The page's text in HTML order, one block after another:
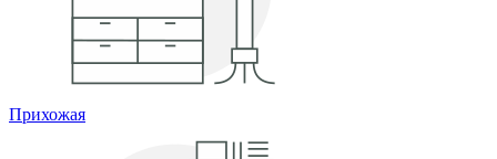
Прихожая